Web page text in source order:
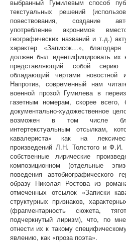
выбранный Гумилевым способ
текстуальных решений
повествования, создание
употребление акронимов
географических названий и т.д.)
характер «Записок…»,
должен был идентифицировать их
представляющий собой
обладающий чертами новостной
Напротив, современный нам
военной прозой Гумилева в
газетным номерам, скорее всего,
документально-художественное
возможен в том числе
интертекстуальным отсылкам,
кавалериста» как на
произведений Л.Н. Толстого и
собственные лирические
композиционном (отдельные
поведения автобиографического
образу Николая Ростова из
отмеченных отсылок «Записки
структурных признаков,
(фрагментарность сюжета,
подчеркнутый лиризм), что, по
отнести их к такому
явлению, как «проза поэта».